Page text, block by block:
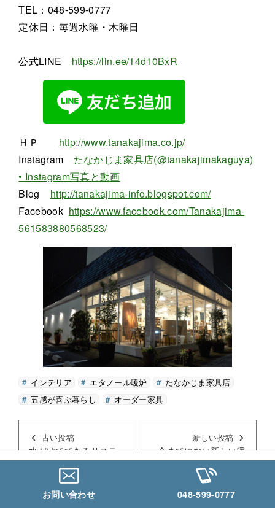
TEL：048-599-0777
定休日：毎週水曜・木曜日
公式LINE https://lin.ee/14d10BxR
ＨＰ http://www.tanakajima.co.jp/
Instagram たなかじま家具店(@tanakajimakaguya)
• Instagram写真と動画
Blog http://tanakajima-info.blogspot.com/
Facebook https://www.facebook.com/Tanakajima-
561583880568523/
インテリア エタノール暖炉
たなかじま家具店
五感が喜ぶ暮らし
オーダー家具
古い投稿
水だけでできるサステ
ナブル掃除のススメ
MQモップ＆MQクロ…
新しい投稿
今までにない新しい暖
炉【バイオエタノール
暖炉・エコスマート
お問い合わせ 048-599-0777